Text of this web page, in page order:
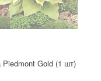
Piedmont Gold (1 шт)